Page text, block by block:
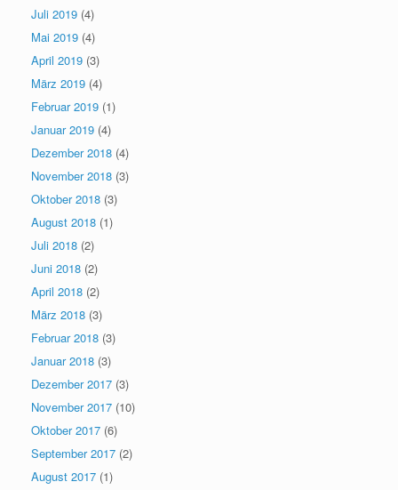
Juli 2019 (4)
Mai 2019 (4)
April 2019 (3)
März 2019 (4)
Februar 2019 (1)
Januar 2019 (4)
Dezember 2018 (4)
November 2018 (3)
Oktober 2018 (3)
August 2018 (1)
Juli 2018 (2)
Juni 2018 (2)
April 2018 (2)
März 2018 (3)
Februar 2018 (3)
Januar 2018 (3)
Dezember 2017 (3)
November 2017 (10)
Oktober 2017 (6)
September 2017 (2)
August 2017 (1)